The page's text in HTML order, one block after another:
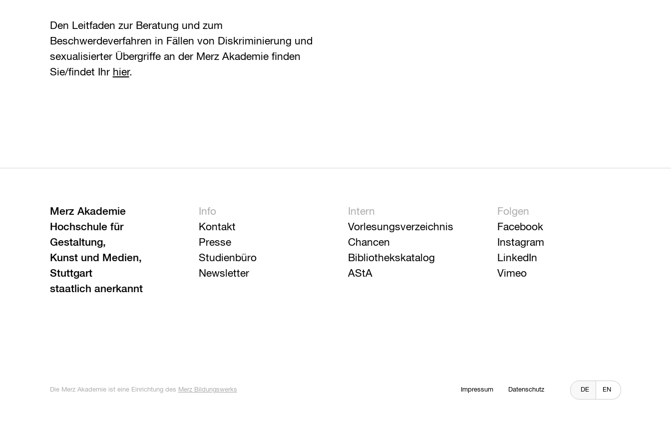
Den Leitfaden zur Beratung und zum
Beschwerdeverfahren in Fällen von Diskriminierung und
sexualisierter Übergriffe an der Merz Akademie finden
Sie/findet Ihr hier.
Merz Akademie
Hochschule für
Gestaltung,
Kunst und Medien,
Stuttgart
staatlich anerkannt
Info
Kontakt
Presse
Studienbüro
Newsletter
Intern
Vorlesungsverzeichnis
Chancen
Bibliothekskatalog
AStA
Folgen
Facebook
Instagram
LinkedIn
Vimeo
Die Merz Akademie ist eine Einrichtung des Merz Bildungswerks DE EN
Impressum Datenschutz